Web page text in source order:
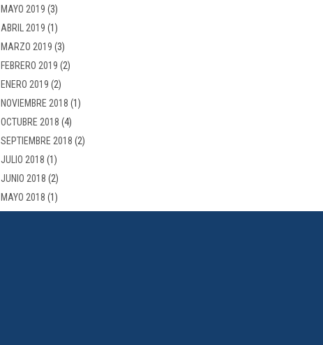
MAYO 2019 (3)
ABRIL 2019 (1)
MARZO 2019 (3)
FEBRERO 2019 (2)
ENERO 2019 (2)
NOVIEMBRE 2018 (1)
OCTUBRE 2018 (4)
SEPTIEMBRE 2018 (2)
JULIO 2018 (1)
JUNIO 2018 (2)
MAYO 2018 (1)